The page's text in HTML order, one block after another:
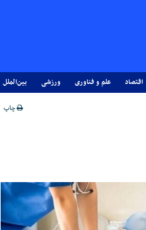
اقتصاد علم و فناوری ورزشی بین‌الملل
چاپ